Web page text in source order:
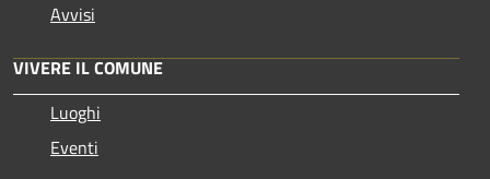
Avvisi
VIVERE IL COMUNE
Luoghi
Eventi